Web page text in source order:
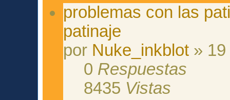
problemas con las
patinaje
por Nuke_inkblot »
0 Respuestas
8435 Vistas